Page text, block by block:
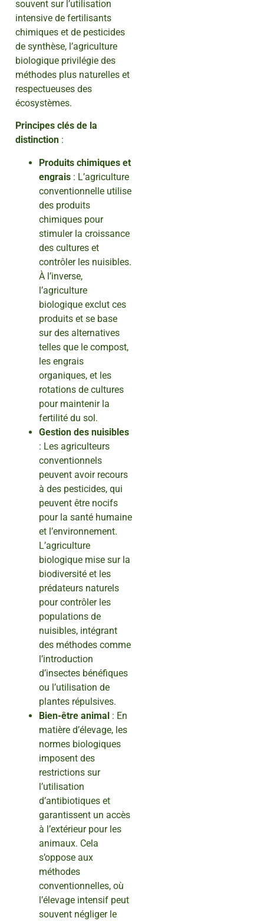
souvent sur l’utilisation
intensive de fertilisants
chimiques et de pesticides
de synthèse, l’agriculture
biologique privilégie des
méthodes plus naturelles et
respectueuses des
écosystèmes.
Principes clés de la
distinction :
Produits chimiques et
engrais : L’agriculture
conventionnelle utilise
des produits
chimiques pour
stimuler la croissance
des cultures et
contrôler les nuisibles.
À l’inverse,
l’agriculture
biologique exclut ces
produits et se base
sur des alternatives
telles que le compost,
les engrais
organiques, et les
rotations de cultures
pour maintenir la
fertilité du sol.
Gestion des nuisibles
: Les agriculteurs
conventionnels
peuvent avoir recours
à des pesticides, qui
peuvent être nocifs
pour la santé humaine
et l’environnement.
L’agriculture
biologique mise sur la
biodiversité et les
prédateurs naturels
pour contrôler les
populations de
nuisibles, intégrant
des méthodes comme
l’introduction
d’insectes bénéfiques
ou l’utilisation de
plantes répulsives.
Bien-être animal : En
matière d’élevage, les
normes biologiques
imposent des
restrictions sur
l’utilisation
d’antibiotiques et
garantissent un accès
à l’extérieur pour les
animaux. Cela
s’oppose aux
méthodes
conventionnelles, où
l’élevage intensif peut
souvent négliger le